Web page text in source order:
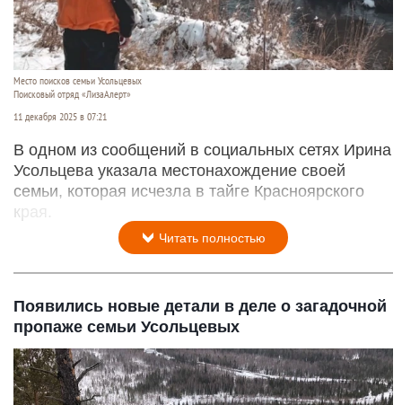
Место поисков семьи Усольцевых
Поисковый отряд «ЛизаАлерт»
11 декабря 2025 в 07:21
В одном из сообщений в социальных сетях Ирина
Усольцева указала местонахождение своей
семьи, которая исчезла в тайге Красноярского
края.
Читать полностью
Появились новые детали в деле о загадочной
пропаже семьи Усольцевых